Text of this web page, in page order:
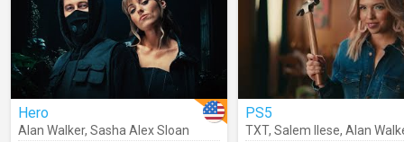
Hero
Alan Walker, Sasha Alex Sloan
PS5
TXT, Salem Ilese, Alan